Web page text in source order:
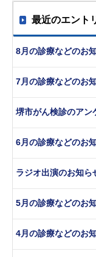
最近のエント
8月の診療などのお
7月の診療などのお
堺市がん検診のアン
6月の診療などのお
ラジオ出演のお知ら
5月の診療などのお
4月の診療などのお